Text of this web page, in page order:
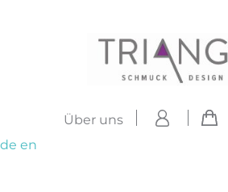
Über uns
de en